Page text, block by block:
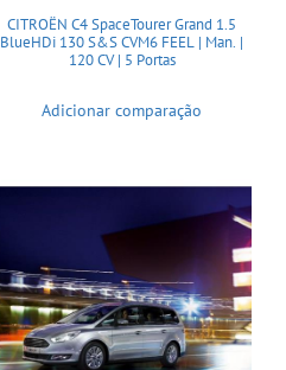
CITROËN C4 SpaceTourer Grand 1.5
BlueHDi 130 S&S CVM6 FEEL | Man. |
120 CV | 5 Portas
Adicionar comparação